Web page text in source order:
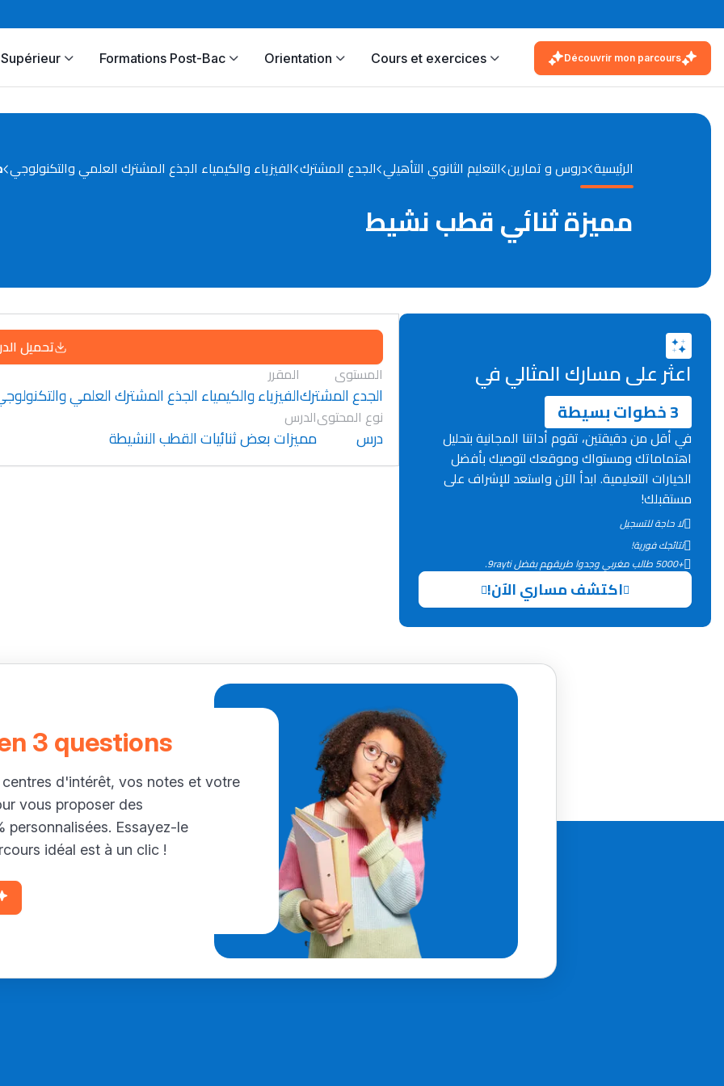
Formations Post-Bac Orientation Cours et exercices Découvrir mon parcours
الرئيسية دروس و تمارين التعليم الثانوي التأهيلي الجدع المشترك الفيزياء والكيمياء الجذع المشترك العلمي والتكنولوجي
مميزة ثنائي قطب نشيط
تحميل
المستوى
الجدع المشترك
المقرر
الفيزياء والكيمياء الجذع المشترك العلمي
نوع المحتوى
درس
الدرس
مميزات بعض ثنائيات القطب النشيطة
اعثر على مسارك المثالي في
3 خطوات بسيطة
في أقل من دقيقتين، تقوم أداتنا المجانية بتحليل
اهتماماتك ومستواك وموقعك لتوصيك بأفضل
الخيارات التعليمية. ابدأ الآن واستعد للإشراف على
مستقبلك!
لا حاجة للتسجيل
نتائجك فورية!
+5000 طالب مغربي وجدوا طريقهم بفضل 9rayti.
اكتشف مساري الآن!
3 questions
d'intérêt, vos notes et votre
vous proposer des
personnalisées. Essayez-le
idéal est à un clic !